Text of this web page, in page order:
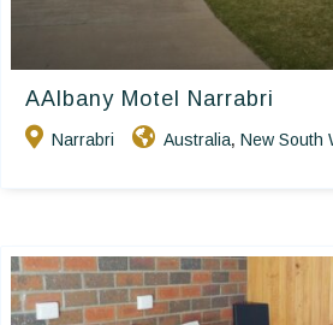
AAlbany Motel Narrabri
Narrabri Australia, New South